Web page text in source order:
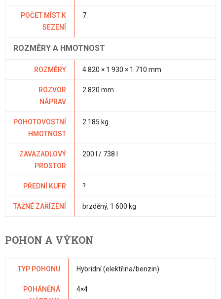
POČET MÍST K
SEZENÍ
7
ROZMĚRY A HMOTNOST
ROZMĚRY 4 820 × 1 930 × 1 710 mm
ROZVOR
NÁPRAV
2 820 mm
POHOTOVOSTNÍ
HMOTNOST
2 185 kg
ZAVAZADLOVÝ
PROSTOR
200 l / 738 l
PŘEDNÍ KUFR ?
TAŽNÉ ZAŘÍZENÍ brzděný, 1 600 kg
POHON A VÝKON
TYP POHONU Hybridní (elektřina/benzin)
POHÁNĚNÁ
4×4